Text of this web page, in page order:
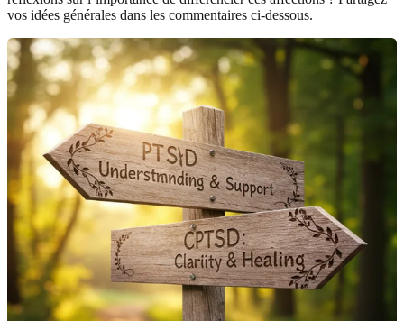
vos idées générales dans les commentaires ci-dessous.